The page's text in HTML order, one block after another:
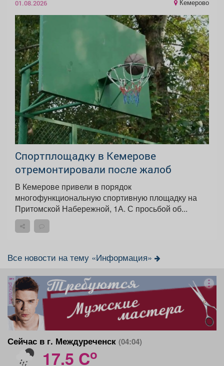
01.08.2026
Кемерово
Спортплощадку в Кемерове
отремонтировали после жалоб
В Кемерове привели в порядок
многофункциональную спортивную площадку на
Притомской Набережной, 1А. С просьбой об...
Все новости на тему «Информация»
реклама
Сейчас в г. Междуреченск (04:04)
17.5 Co